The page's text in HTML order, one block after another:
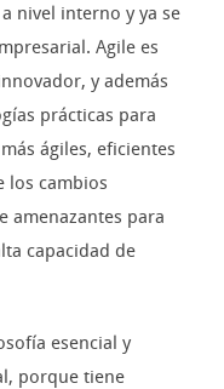
a nivel interno y ya se
Agile es
y además
prácticas para
ágiles, eficientes
los cambios
amenazantes para
capacidad de
esencial y
porque tiene